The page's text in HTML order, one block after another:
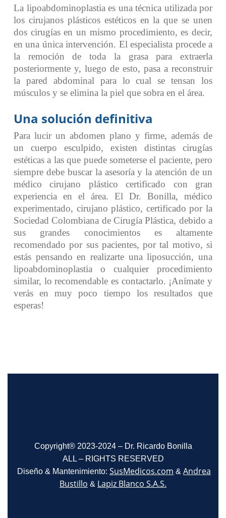
La lipoabdominoplastia es una técnica utilizada por
los cirujanos plásticos estéticos en la que se unen
dos cirugías en un mismo procedimiento, es decir,
en una única intervención. El especialista procede a
la remoción de toda la grasa para extraerla
posteriormente y, luego de esto, pasa a reconstruir
la pared abdominal para lo cual se tensan los
músculos y se elimina la piel que sobra en el área.
Una solución definitiva
Para lucir un abdomen plano y firme, además de
un cuerpo esculpido, existen distintas cirugías
estéticas a las que puede someterse el paciente, pero
siempre debe buscar la asesoría y la atención de un
médico cirujano plástico certificado con gran
experiencia en el área. El Dr. Bonilla, médico
experimentado, cirujano plástico, certificado por la
Sociedad Colombiana de Cirugía Plástica, debido a
sus grandes conocimientos es altamente
recomendado por sus pacientes, por tal motivo, si
estás pensando en realizarte una liposucción, una
lipoabdominoplastia o cualquier procedimiento
similar, lo recomendable es contactarlo. ¡Anímate y
verás en muy poco tiempo los resultados que
esperas!
Copyright® 2023-2024 – Dr. Ricardo Bonilla
ALL – RIGHTS RESERVED
Diseño & Mantenimiento: SusMedicos.com & Andrea
Bustillo & Lapiz Blanco S.A.S.